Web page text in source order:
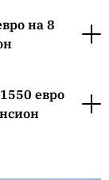
на 8
евро